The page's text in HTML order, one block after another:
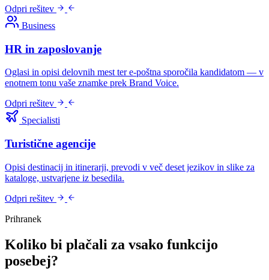
Odpri rešitev
Business
HR in zaposlovanje
Oglasi in opisi delovnih mest ter e-poštna sporočila kandidatom — v
enotnem tonu vaše znamke prek Brand Voice.
Odpri rešitev
Specialisti
Turistične agencije
Opisi destinacij in itinerarji, prevodi v več deset jezikov in slike za
kataloge, ustvarjene iz besedila.
Odpri rešitev
Prihranek
Koliko bi plačali za vsako funkcijo
posebej?